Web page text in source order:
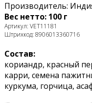
Производитель:
Вес нетто: 100 г
Артикул: VET11181
Штрихкод: 8906013360716
Состав:
кориандр, красный
карри, семена
куркума, горчица,